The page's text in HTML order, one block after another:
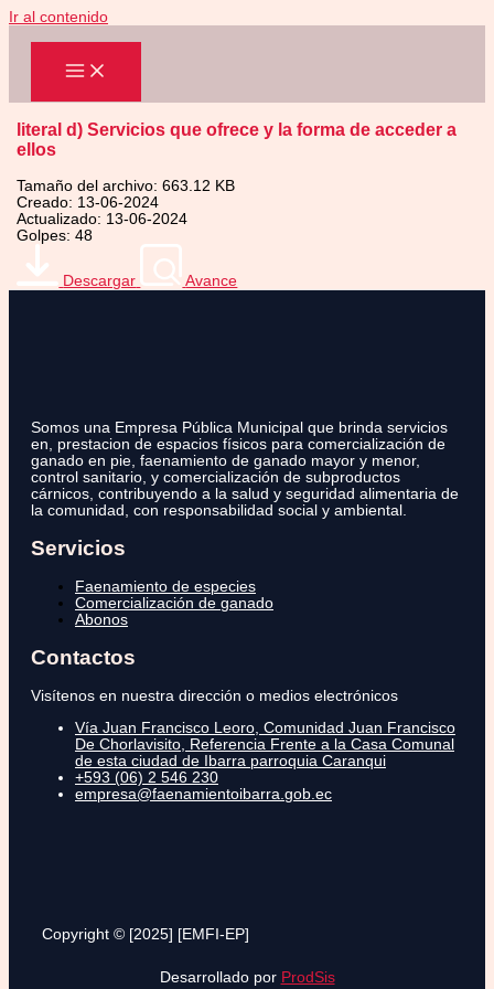
Ir al contenido
literal d) Servicios que ofrece y la forma de acceder a
ellos
Tamaño del archivo: 663.12 KB
Creado: 13-06-2024
Actualizado: 13-06-2024
Golpes: 48
Descargar Avance
Somos una Empresa Pública Municipal que brinda servicios
en, prestacion de espacios físicos para comercialización de
ganado en pie, faenamiento de ganado mayor y menor,
control sanitario, y comercialización de subproductos
cárnicos, contribuyendo a la salud y seguridad alimentaria de
la comunidad, con responsabilidad social y ambiental.
Servicios
Faenamiento de especies
Comercialización de ganado
Abonos
Contactos
Visítenos en nuestra dirección o medios electrónicos
Vía Juan Francisco Leoro, Comunidad Juan Francisco
De Chorlavisito, Referencia Frente a la Casa Comunal
de esta ciudad de Ibarra parroquia Caranqui
+593 (06) 2 546 230
empresa@faenamientoibarra.gob.ec
Copyright © [2025] [EMFI-EP]
Desarrollado por ProdSis